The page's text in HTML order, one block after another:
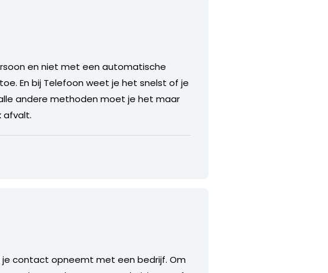
en niet met een automatische
En bij Telefoon weet je het snelst of je
andere methoden moet je het maar
afvalt.
je contact opneemt met een bedrijf. Om